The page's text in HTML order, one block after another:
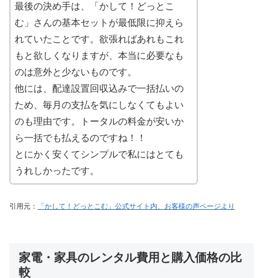
最後の決め手は、「かして！どっとこ
む」さんの基本セットが最低限に抑えら
れていたことです。欲張ればあれもこれ
もと欲しくなりますが、本当に必要なも
のは意外と少ないものです。
他には、配達設置回収込みで一括払いの
ため、毎月の支払を気にしなくてもよい
のも理由です。トータルの料金が安いか
ら一括でも払えるのですね！！
とにかく安くてシンプルで私にはとても
うれしかったです。
引用元： 「かして！どっとこむ」公式サイト内、お客様の声ページより
家電・家具のレンタル費用と購入価格の比
較